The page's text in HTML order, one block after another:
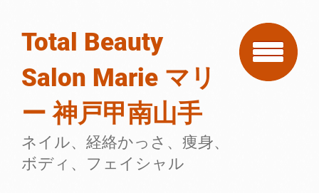
Total Beauty
Salon Marie マリ
ー 神戸甲南山手
ネイル、経絡かっさ、痩身、
ボディ、フェイシャル